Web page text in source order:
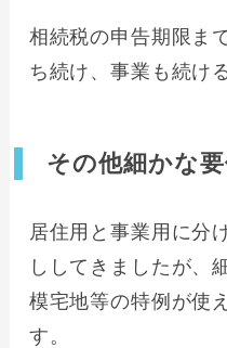
相続税の申告期限ま
ち続け、事業も続け
その他細かな
居住用と事業用に分
ししてきましたが、
模宅地等の特例が使
す。